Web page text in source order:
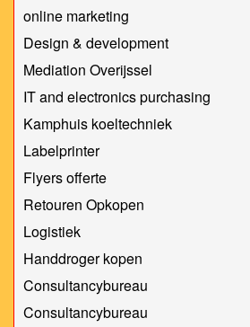
online marketing
Design & development
Mediation Overijssel
IT and electronics purchasing
Kamphuis koeltechniek
Labelprinter
Flyers offerte
Retouren Opkopen
Logistiek
Handdroger kopen
Consultancybureau
Consultancybureau